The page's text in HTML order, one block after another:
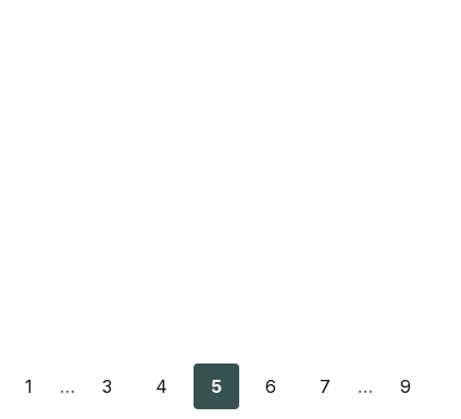
1 … 3 4 5 6 7 … 9